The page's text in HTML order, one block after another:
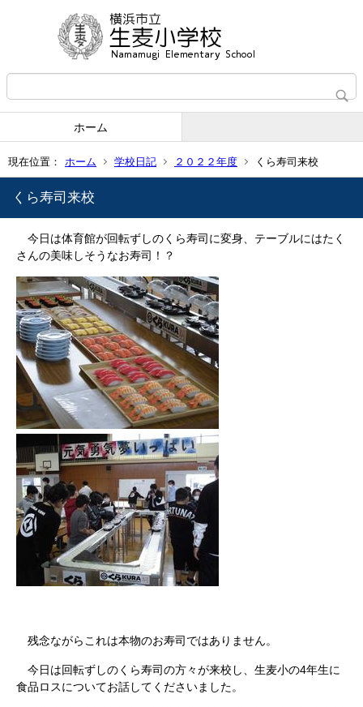
ホーム
現在位置： ホーム 学校日記 ２０２２年度 くら寿司来校
くら寿司来校
今日は体育館が回転ずしのくら寿司に変身、テーブルにはたく
さんの美味しそうなお寿司！？
残念ながらこれは本物のお寿司ではありません。
今日は回転ずしのくら寿司の方々が来校し、生麦小の4年生に
食品ロスについてお話してくださいました。